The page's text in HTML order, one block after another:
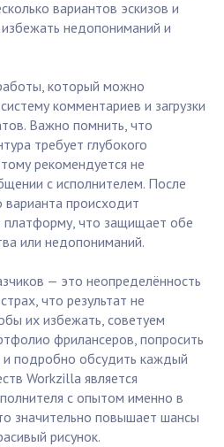
вариантов эскизов и
недопониманий и
который можно
комментариев и загрузки
Важно помнить, что
требует глубокого
рекомендуется не
с исполнителем. После
варианта происходит
платформу, что защищает обе
или недопониманий.
— это неопределённость
что результат не
их избежать, советуем
фрилансеров, попросить
и подробно обсудить каждый
Workzilla является
с опытом именно в
значительно повышает шансы
рисунок.